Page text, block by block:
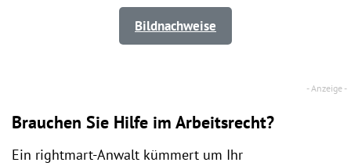
Bildnachweise
Brauchen Sie Hilfe im Arbeitsrecht?
Ein rightmart-Anwalt kümmert um Ihr